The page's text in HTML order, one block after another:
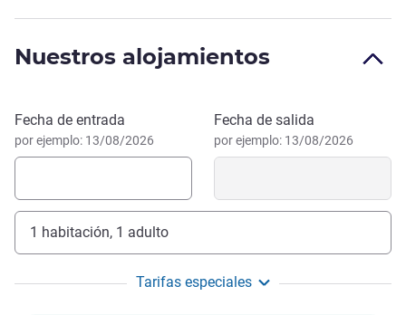
such as noodles and mutton flour with unique local
Nuestros alojamientos
Reservar este hotel
Fecha de entrada
por ejemplo: 13/08/2026
Fecha de salida
por ejemplo: 13/08/2026
1 habitación, 1 adulto
Tarifas especiales